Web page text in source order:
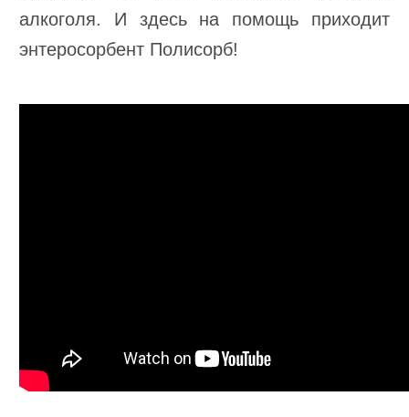
алкоголя. И здесь на помощь приходит
энтеросорбент Полисорб!